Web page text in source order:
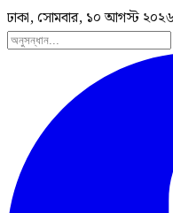
ঢাকা, সোমবার, ১০ আগস্ট ২০২৬